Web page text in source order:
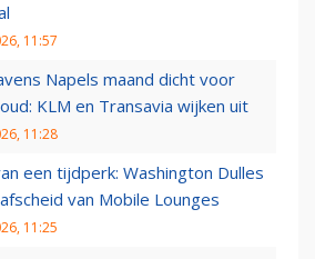
11:57
Napels maand dicht voor
KLM en Transavia wijken uit
11:28
een tijdperk: Washington Dulles
van Mobile Lounges
11:25